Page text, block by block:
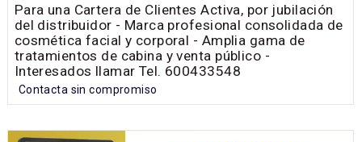
Para una Cartera de Clientes Activa, por jubilación
del distribuidor - Marca profesional consolidada de
cosmética facial y corporal - Amplia gama de
tratamientos de cabina y venta público -
Interesados llamar Tel. 600433548
Contacta sin compromiso